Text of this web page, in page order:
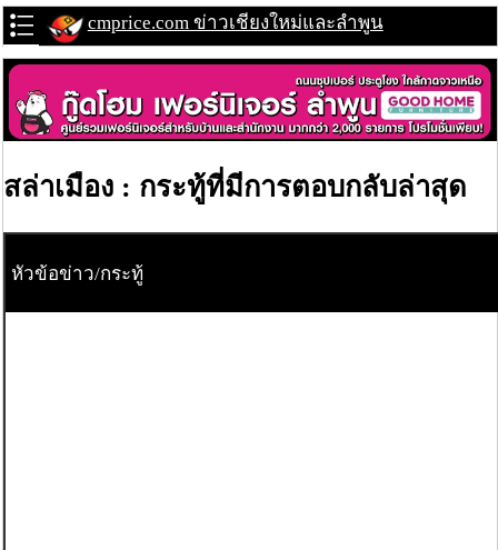
cmprice.com ข่าวเชียงใหม่และลำพูน
สล่าเมือง : กระทู้ที่มีการตอบกลับล่าสุด
หัวข้อข่าว/กระทู้